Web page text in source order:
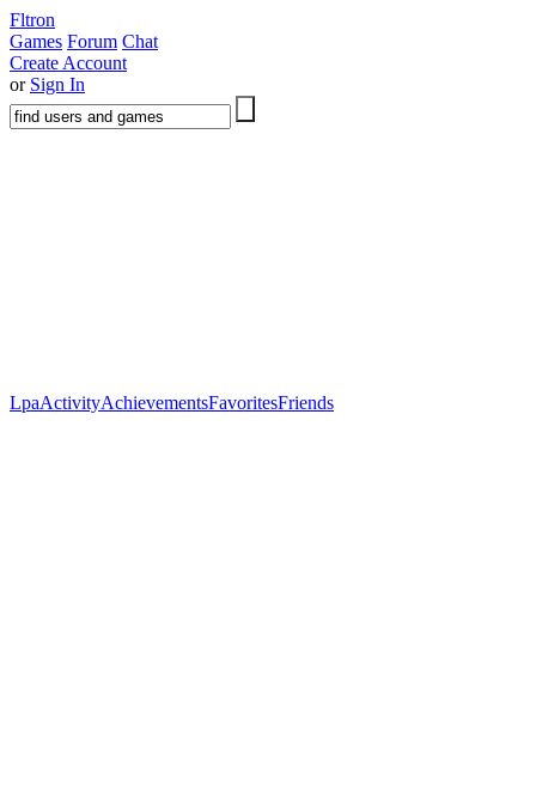
Fltron
Games Forum Chat
Create Account
or Sign In
LpaActivityAchievementsFavoritesFriends